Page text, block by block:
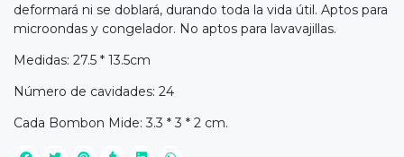
deformará ni se doblará, durando toda la vida útil. Aptos para
microondas y congelador. No aptos para lavavajillas.
Medidas: 27.5 * 13.5cm
Número de cavidades: 24
Cada Bombon Mide: 3.3 * 3 * 2 cm.